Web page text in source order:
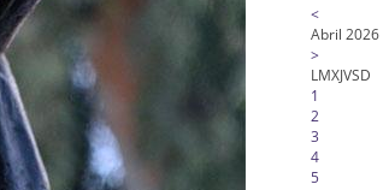
<
Abril 2026
>
LMXJVSD
1
2
3
4
5